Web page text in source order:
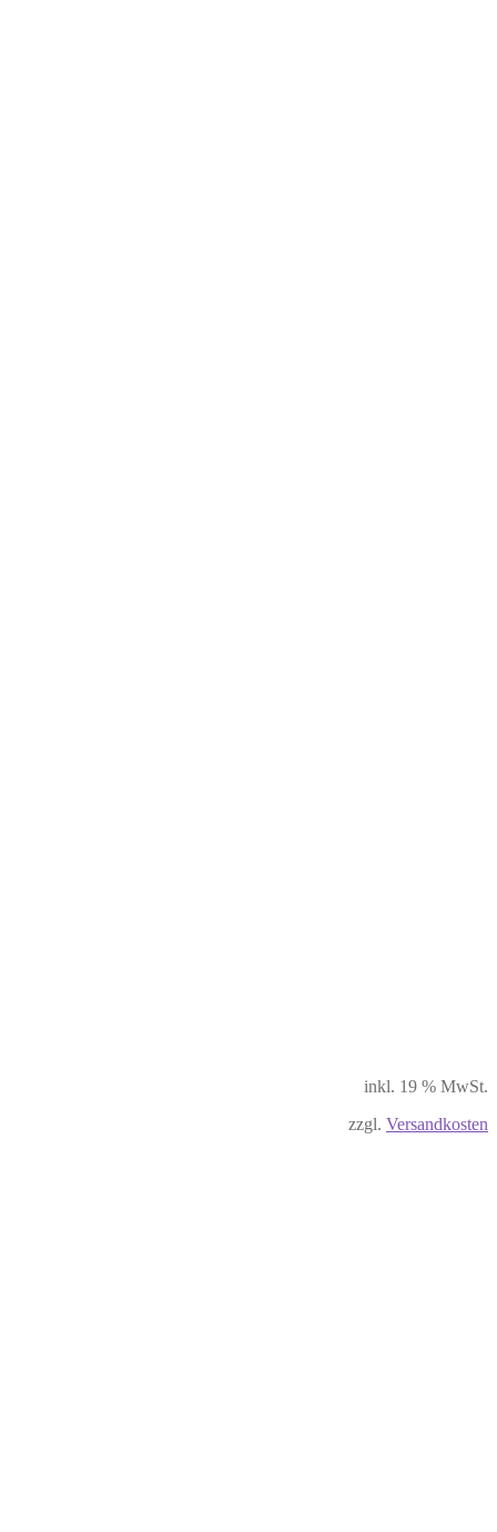
inkl. 19 % MwSt.
zzgl. Versandkosten